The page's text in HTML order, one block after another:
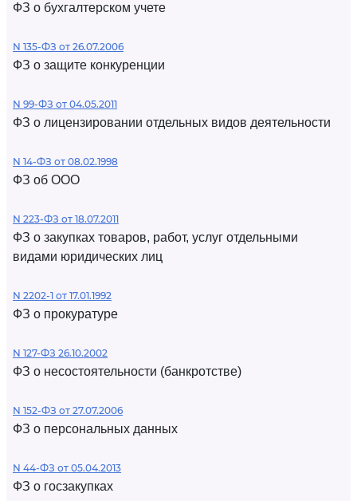
ФЗ о бухгалтерском учете
N 135-ФЗ от 26.07.2006
ФЗ о защите конкуренции
N 99-ФЗ от 04.05.2011
ФЗ о лицензировании отдельных видов деятельности
N 14-ФЗ от 08.02.1998
ФЗ об ООО
N 223-ФЗ от 18.07.2011
ФЗ о закупках товаров, работ, услуг отдельными
видами юридических лиц
N 2202-1 от 17.01.1992
ФЗ о прокуратуре
N 127-ФЗ 26.10.2002
ФЗ о несостоятельности (банкротстве)
N 152-ФЗ от 27.07.2006
ФЗ о персональных данных
N 44-ФЗ от 05.04.2013
ФЗ о госзакупках